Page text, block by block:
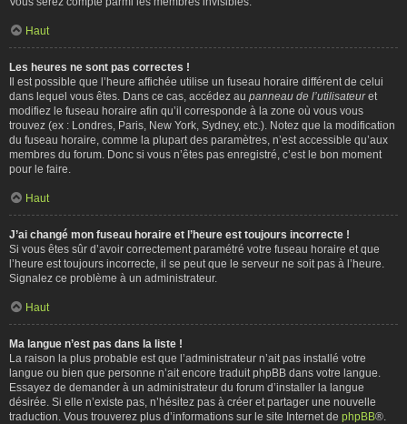
Haut
Les heures ne sont pas correctes !
Il est possible que l’heure affichée utilise un fuseau horaire différent de celui
dans lequel vous êtes. Dans ce cas, accédez au panneau de l’utilisateuret
modifiez le fuseau horaire afin qu’il corresponde à la zone où vous vous
trouvez (ex : Londres, Paris, New York, Sydney, etc.). Notez que la modification
du fuseau horaire, comme la plupart des paramètres, n’est accessible qu’aux
membres du forum. Donc si vous n’êtes pas enregistré, c’est le bon moment
pour le faire.
Haut
J’ai changé mon fuseau horaire et l’heure est toujours incorrecte !
Si vous êtes sûr d’avoir correctement paramétré votre fuseau horaire et que
l’heure est toujours incorrecte, il se peut que le serveur ne soit pas à l’heure.
Signalez ce problème à un administrateur.
Haut
Ma langue n’est pas dans la liste !
La raison la plus probable est que l’administrateur n’ait pas installé votre
langue ou bien que personne n’ait encore traduit phpBB dans votre langue.
Essayez de demander à un administrateur du forum d’installer la langue
désirée. Si elle n’existe pas, n’hésitez pas à créer et partager une nouvelle
traduction. Vous trouverez plus d’informations sur le site Internet de phpBB®.